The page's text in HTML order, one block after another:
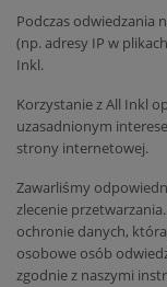
Podczas odwiedzania
(np. adresy IP w
Inkl.
Korzystanie z All Inkl
uzasadnionym
strony internetowej.
Zawarliśmy
zlecenie
ochronie danych,
osobowe osób
zgodnie z naszymi